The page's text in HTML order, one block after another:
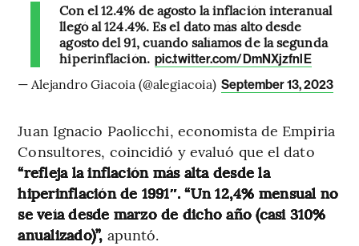
Con el 12.4% de agosto la inflación interanual
llegó al 124.4%. Es el dato más alto desde
agosto del 91, cuando salíamos de la segunda
hiperinflación. pic.twitter.com/DmNXjzfnlE
— Alejandro Giacoia (@alegiacoia) September 13, 2023
Juan Ignacio Paolicchi, economista de Empiria
Consultores, coincidió y evaluó que el dato
“refleja la inflación más alta desde la
hiperinflación de 1991″. “Un 12,4% mensual no
se veía desde marzo de dicho año (casi 310%
anualizado)”, apuntó.